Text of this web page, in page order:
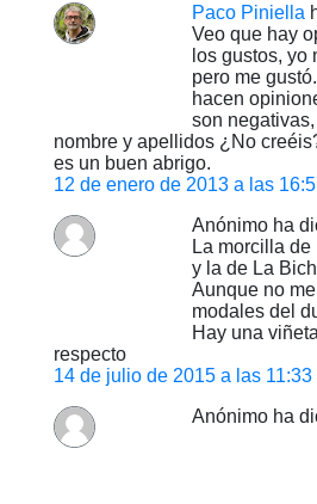
Paco Piniella
Veo que hay
los gustos, yo
pero me
hacen
son
nombre y apellidos ¿No
es un buen abrigo.
12 de enero de 2013 a las
Anónimo ha
La morcilla de
y la de La
Aunque no
modales del
Hay una
respecto
14 de julio de 2015 a las 11:33
Anónimo ha